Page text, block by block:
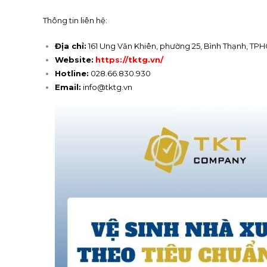
Thông tin liên hệ:
Địa chỉ:161 Ung Văn Khiên, phường 25, Bình Thạnh,
Website: https://tktg.vn/
Hotline: 028.66.830.930
Email: info@tktg.vn